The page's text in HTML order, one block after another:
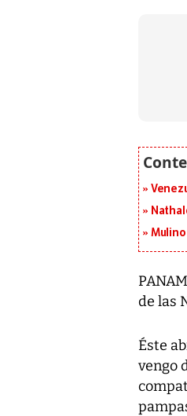
de las
Éste
vengo